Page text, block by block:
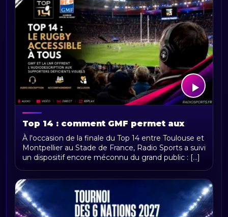
Top 14 : comment GMF permet aux
supporters déficients visuels de vivre
la finale comme les autres
À l'occasion de la finale du Top 14 entre Toulouse et
Montpellier au Stade de France, Radio Sports a suivi
un dispositif encore méconnu du grand public : [...]